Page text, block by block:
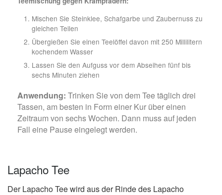
Mischen Sie Steinklee, Schafgarbe und Zaubernuss zu
gleichen Teilen
Übergießen Sie einen Teelöffel davon mit 250 Millilitern
kochendem Wasser
Lassen Sie den Aufguss vor dem Abseihen fünf bis
sechs Minuten ziehen
Anwendung: Trinken Sie von dem Tee täglich drei
Tassen, am besten in Form einer Kur über einen
Zeitraum von sechs Wochen. Dann muss auf jeden
Fall eine Pause eingelegt werden.
Lapacho Tee
Der Lapacho Tee wird aus der Rinde des Lapacho